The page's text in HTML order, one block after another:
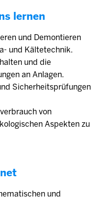
lernen
und Demontieren
und Kältetechnik.
und die
an Anlagen.
Sicherheitsprüfungen
von
Aspekten zu
und